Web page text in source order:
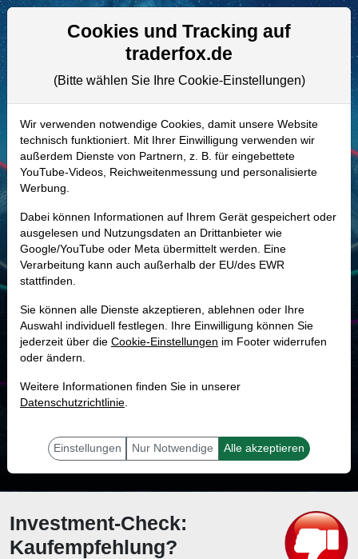
Aktien- und Artikelsuche
912855 | COLM–Columbia
Sportswear Company Aktie
Realtime-Aktienkurs:
- - -
-
Marktkapitalisierung 2,93 Mrd. USD
Unternehmenswert
Umsatz 3,40 Mrd. USD
76.8 %
mit dieser Aktie erfolgreich sein.
Investment-Check:
Kaufempfehlung?
Cookies und Tracking auf
traderfox.de
(Bitte wählen Sie Ihre Cookie-Einstellungen)
Wir verwenden notwendige Cookies, damit unsere Website
technisch funktioniert. Mit Ihrer Einwilligung verwenden wir
außerdem Dienste von Partnern, z. B. für eingebettete
YouTube-Videos, Reichweitenmessung und personalisierte
Werbung.
Dabei können Informationen auf Ihrem Gerät gespeichert oder
ausgelesen und Nutzungsdaten an Drittanbieter wie
Google/YouTube oder Meta übermittelt werden. Eine
Verarbeitung kann auch außerhalb der EU/des EWR
stattfinden.
Sie können alle Dienste akzeptieren, ablehnen oder Ihre
Auswahl individuell festlegen. Ihre Einwilligung können Sie
jederzeit über die Cookie-Einstellungen im Footer widerrufen
oder ändern.
Weitere Informationen finden Sie in unserer
Datenschutzrichtlinie.
Einstellungen Nur Notwendige Alle akzeptieren